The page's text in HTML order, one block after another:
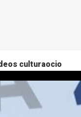
culturaocio